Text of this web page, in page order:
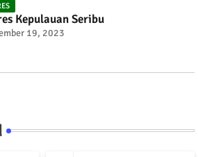
Kepulauan Seribu
19, 2023